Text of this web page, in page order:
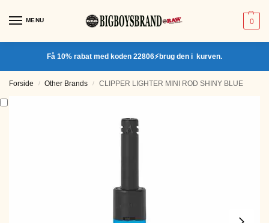
MENU 0
Få 10% rabat med koden 22806⚡brug den i kurven.
Forside / Other Brands / CLIPPER LIGHTER MINI ROD SHINY BLUE